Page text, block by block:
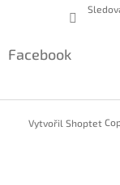
Facebook
Vytvořil Shoptet